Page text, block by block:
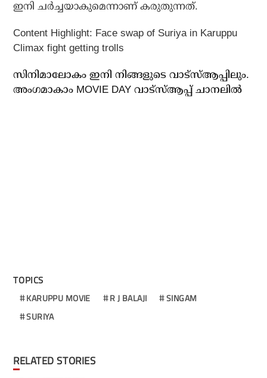
ഇനി ചര്‍ച്ചയാകുമെന്നാണ് കരുതുന്നത്.
Content Highlight: Face swap of Suriya in Karuppu
Climax fight getting trolls
സിനിമാലോകം ഇനി നിങ്ങളുടെ വാട്സ്ആപ്പിലും.
അം​ഗമാകാം MOVIE DAY വാട്സ്ആപ്പ് ചാനലിൽ
TOPICS
KARUPPU MOVIE R J BALAJI
SINGAM
SURIYA
RELATED STORIES